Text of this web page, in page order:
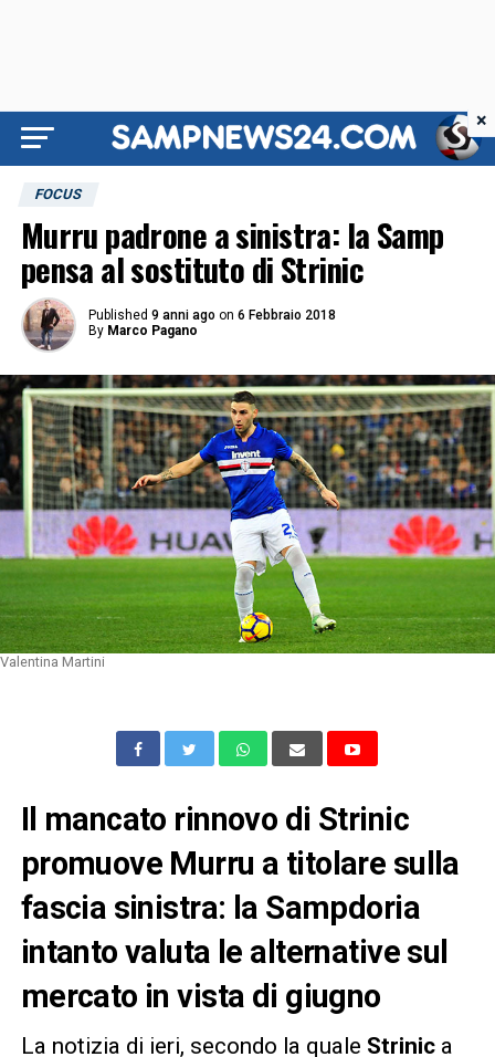
FOCUS
Murru padrone a sinistra: la Samp
pensa al sostituto di Strinic
Published 9 anni ago on 6 Febbraio 2018
By Marco Pagano
Valentina Martini
Il mancato rinnovo di Strinic
promuove Murru a titolare sulla
fascia sinistra: la Sampdoria
intanto valuta le alternative sul
mercato in vista di giugno
La notizia di ieri, secondo la quale Strinica
×